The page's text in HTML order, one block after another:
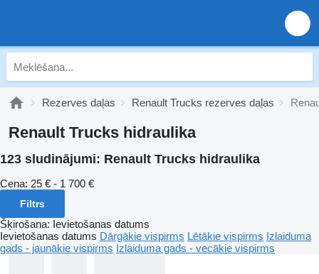
Rezerves daļas Renault Trucks rezerves daļas
Renault Trucks hidraulika
123 sludinājumi: Renault Trucks hidraulika
Cena: 25 € - 1 700 €
Filtrs
Šķirošana: Ievietošanas datums
Ievietošanas datums Dārgākie vispirms Lētākie vispirms Izlaiduma
gads - jaunākie vispirms Izlaiduma gads - vecākie vispirms